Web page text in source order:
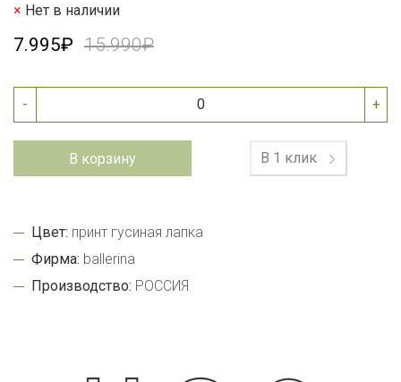
Нет в наличии
7.995₽ 15.990₽
- +
В корзину В 1 клик
Цвет: принт гусиная лапка
Фирма: ballerina
Производство: РОССИЯ